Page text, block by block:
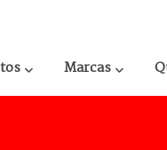
Marcas